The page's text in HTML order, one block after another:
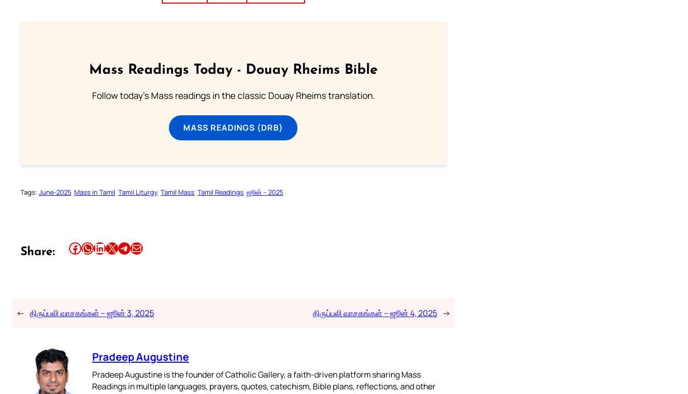
Mass Readings Today - Douay Rheims Bible
Follow today's Mass readings in the classic Douay Rheims translation.
MASS READINGS (DRB)
Tags: June-2025 Mass in Tamil Tamil Liturgy Tamil Mass Tamil Readings ஜூன் – 2025
Share: Share this article on Facebook Share this article on WhatsApp Share this article on LinkedIn Share this article on X Share this article on TelegramEmail this Article
← திருப்பலி வாசகங்கள் – ஜூன் 3, 2025 திருப்பலி வாசகங்கள் – ஜூன் 4, 2025 →
Pradeep Augustine
Pradeep Augustine is the founder of Catholic Gallery, a faith-driven platform sharing Mass
Readings in multiple languages, prayers, quotes, catechism, Bible plans, reflections, and other